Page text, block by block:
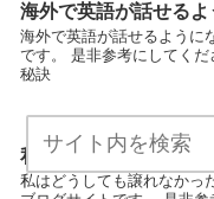
海外で英語が話せる
海外で英語が話せるように
です。 是非参考にしてく
秘訣
私はどうしても譲れな
私はどうしても譲れなかっ